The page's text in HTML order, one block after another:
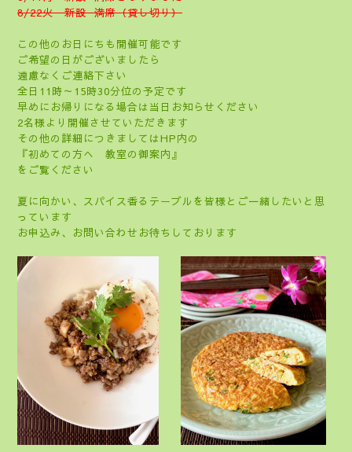
8/22火 新設 満席（貸し切り）
この他のお日にちも開催可能です
ご希望の日がございましたら
遠慮なくご連絡下さい
全日11時～15時30分位の予定です
早めにお帰りになる場合は当日お知らせください
2名様より開催させていただきます
その他の詳細につきましてはHP内の
『初めての方へ 教室の御案内』
をご覧ください
夏に向かい、スパイス香るテーブルを皆様とご一緒したいと思
っています
お申込み、お問い合わせお待ちしております